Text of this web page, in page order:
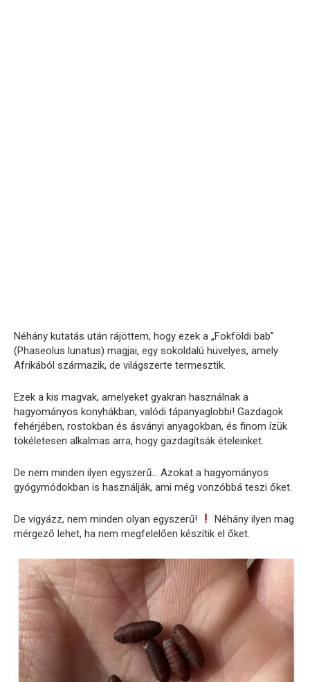
Néhány kutatás után rájöttem, hogy ezek a „Fokföldi bab”
(Phaseolus lunatus) magjai, egy sokoldalú hüvelyes, amely
Afrikából származik, de világszerte termesztik.
Ezek a kis magvak, amelyeket gyakran használnak a
hagyományos konyhákban, valódi tápanyaglobbi! Gazdagok
fehérjében, rostokban és ásványi anyagokban, és finom ízük
tökéletesen alkalmas arra, hogy gazdagítsák ételeinket.
De nem minden ilyen egyszerű… Azokat a hagyományos
gyógymódokban is használják, ami még vonzóbbá teszi őket.
De vigyázz, nem minden olyan egyszerű!
Néhány ilyen mag
mérgező lehet, ha nem megfelelően készítik el őket.